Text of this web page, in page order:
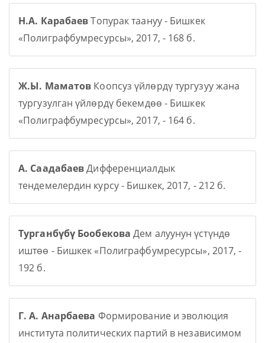
Н.А. КарабаевТопурак таануу - Бишкек
«Полиграфбумресурсы», 2017, - 168 б.
Ж.Ы. Маматов Коопсуз үйлөрдү тургузуу жана
тургузулган үйлөрдү бекемдөө - Бишкек
«Полиграфбумресурсы», 2017, - 164 б.
А. СаадабаевДифференциалдык
тендемелердин курсу - Бишкек, 2017, - 212 б.
Турганбүбү Бообекова Дем алуунун үстүндө
иштөө - Бишкек «Полиграфбумресурсы», 2017, -
192 б.
Г. А. Анарбаева Формирование и эволюция
института политических партий в независимом